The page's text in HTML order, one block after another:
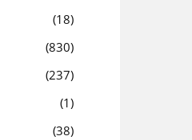
18
830
237
1
38